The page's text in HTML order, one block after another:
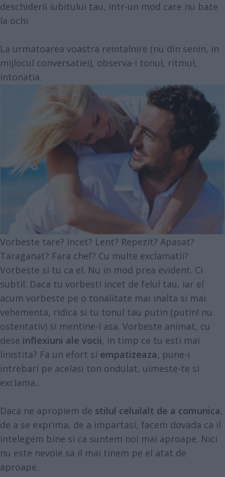
deschiderii iubitului tau, intr-un mod care nu bate
la ochi.
La urmatoarea voastra reintalnire (nu din senin, in
mijlocul conversatiei), observa-i tonul, ritmul,
intonatia.
Vorbeste tare? Incet? Lent? Repezit? Apasat?
Taraganat? Fara chef? Cu multe exclamatii?
Vorbeste si tu ca el. Nu in mod prea evident. Ci
subtil. Daca tu vorbesti incet de felul tau, iar el
acum vorbeste pe o tonalitate mai inalta si mai
vehementa, ridica si tu tonul tau putin (putin! nu
ostentativ) si mentine-l asa. Vorbeste animat, cu
dese inflexiuni ale vocii, in timp ce tu esti mai
linistita? Fa un efort si empatizeaza, pune-i
intrebari pe acelasi ton ondulat, uimeste-te si
exclama...
Daca ne apropiem de stilul celuilalt de a comunica,
de a se exprima, de a impartasi, facem dovada ca il
intelegem bine si ca suntem noi mai aproape. Nici
nu este nevoie sa il mai tinem pe el atat de
aproape.